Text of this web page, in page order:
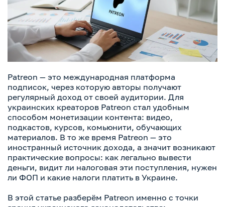
Patreon — это международная платформа
подписок, через которую авторы получают
регулярный доход от своей аудитории. Для
украинских креаторов Patreon стал удобным
способом монетизации контента: видео,
подкастов, курсов, комьюнити, обучающих
материалов. В то же время Patreon — это
иностранный источник дохода, а значит возникают
практические вопросы: как легально вывести
деньги, видит ли налоговая эти поступления, нужен
ли ФОП и какие налоги платить в Украине.
В этой статье разберём Patreon именно с точки